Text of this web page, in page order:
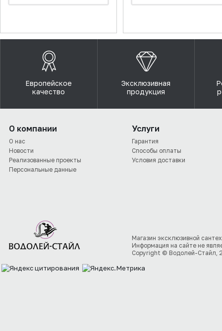
Европейское
качество
Эксклюзивная
продукция
О компании
О нас
Новости
Реализованные проекты
Персональные данные
Услуги
Гарантия
Способы оплаты
Условия доставки
Магазин эксклюзивной
Информация на сайте не
Copyright © Водолей-Стайл,